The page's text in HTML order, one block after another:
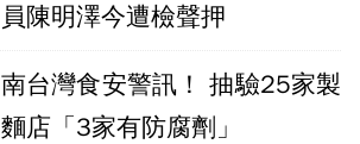
員陳明澤今遭檢聲押
南台灣食安警訊！ 抽驗25家製
麵店「3家有防腐劑」